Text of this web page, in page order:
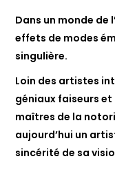
Dans un monde
effets de modes
singulière.
Loin des artistes
géniaux faiseurs
maîtres de la
aujourd’hui un
sincérité de sa